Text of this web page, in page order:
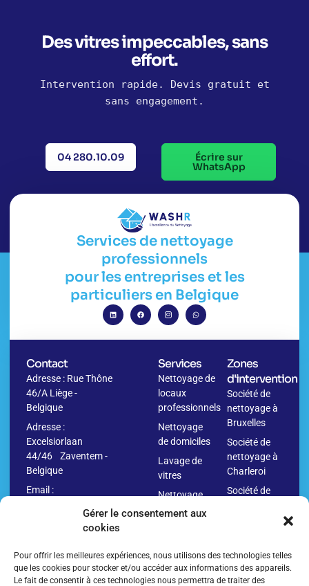
Gérer le consentement aux
cookies
Pour offrir les meilleures expériences, nous utilisons des technologies telles
que les cookies pour stocker et/ou accéder aux informations des appareils.
Le fait de consentir à ces technologies nous permettra de traiter des
Des vitres impeccables, sans
effort.
Intervention rapide. Devis gratuit et
sans engagement.
04 280.10.09 Écrire sur
WhatsApp
Services de nettoyage
professionnels
pour les entreprises et les
particuliers en Belgique
Contact
Adresse : Rue Thône
46/A Liège -
Belgique
Adresse :
Excelsiorlaan
44/46 Zaventem -
Belgique
Email :
280.10.09
Services
Nettoyage de
locaux
professionnels
Nettoyage
de domiciles
Lavage de
vitres
Nettoyage
avant
après
déménagement
Zones
d'intervention
Société de
nettoyage à
Bruxelles
Société de
nettoyage à
Charleroi
Société de
nettoyage à
Anvers